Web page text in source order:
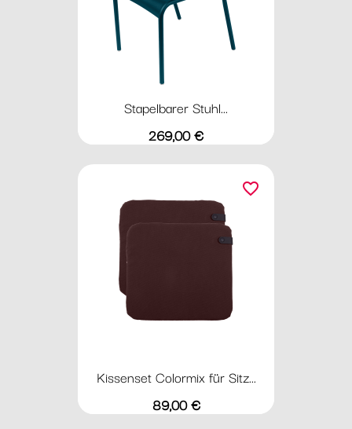
Stapelbarer Stuhl...
Preis
269,00 €
Kissenset Colormix für Sitz...
Preis
89,00 €
favorite_border